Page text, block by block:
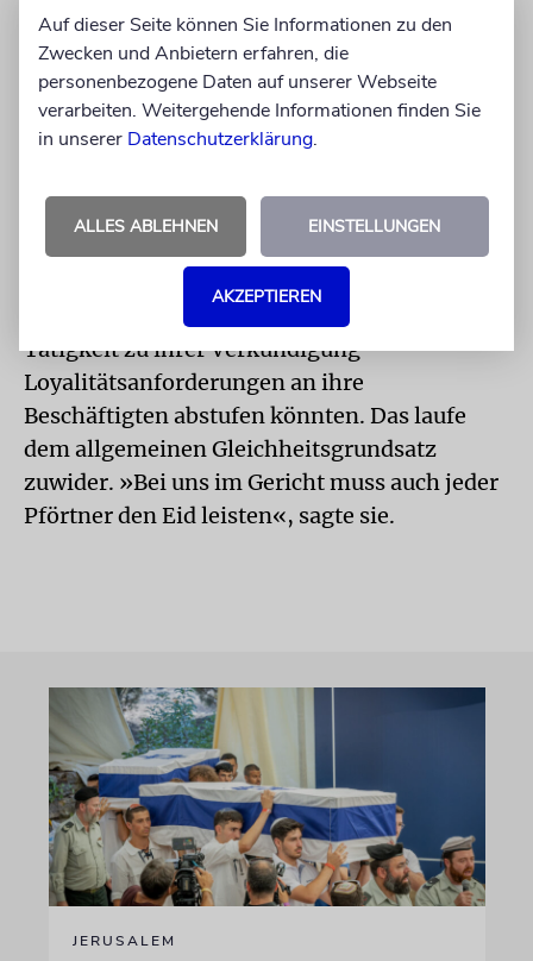
die Grenzen der Religionsfreiheit
Mit einer neuen Entwicklung im kirchlichen
Arbeitsrecht hat die deutsche Juristin dagegen
nach eigenen Worten Schwierigkeiten. So
gelte nun, dass die Kirchen je nach Nähe einer
Tätigkeit zu ihrer Verkündigung
Loyalitätsanforderungen an ihre
Beschäftigten abstufen könnten. Das laufe
dem allgemeinen Gleichheitsgrundsatz
zuwider. »Bei uns im Gericht muss auch jeder
Pförtner den Eid leisten«, sagte sie.
JERUSALEM
Auf dieser Seite können Sie Informationen zu den
Zwecken und Anbietern erfahren, die
personenbezogene Daten auf unserer Webseite
verarbeiten. Weitergehende Informationen finden Sie
in unserer Datenschutzerklärung.
ALLES ABLEHNEN EINSTELLUNGEN
AKZEPTIEREN